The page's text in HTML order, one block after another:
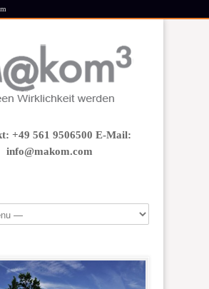
+49 561 9506500 E-Mail:
info@makom.com